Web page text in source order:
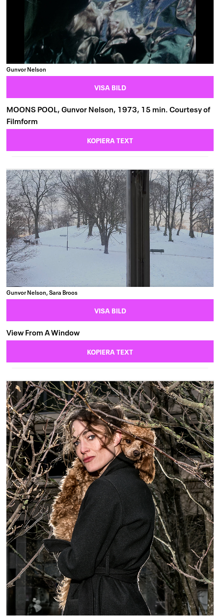
Gunvor Nelson
VISA BILD
MOONS POOL, Gunvor Nelson, 1973, 15 min. Courtesy of
Filmform
KOPIERA TEXT
Gunvor Nelson, Sara Broos
VISA BILD
View From A Window
KOPIERA TEXT